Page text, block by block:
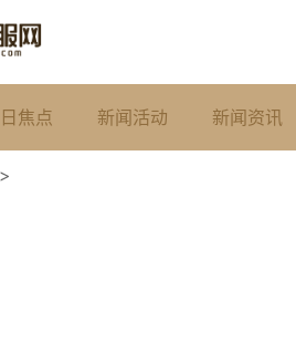
焦点 新闻活动 新闻资讯
>